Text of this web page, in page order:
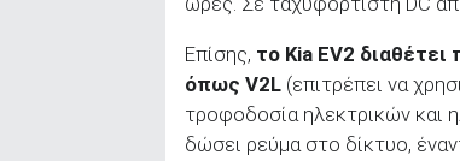
Επίσης, το Kia EV2 διαθέτει
όπως V2L (επιτρέπει να
τροφοδοσία ηλεκτρικών και
δώσει ρεύμα στο δίκτυο,